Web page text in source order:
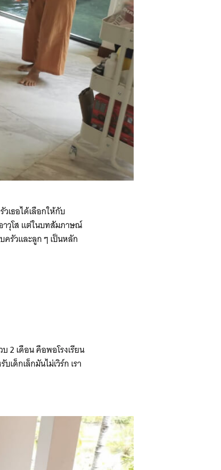
เธอได้เลือกให้กับ
าวุโส แต่ในบทสัมภาษณ์
รัวและลูก ๆ เป็นหลัก
2 เดือน คือพอโรงเรียน
เด็กเล็กมันไม่เวิร์ก เรา